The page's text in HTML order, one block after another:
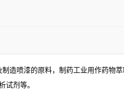
造喷漆的原料，制药工业用作药物
试剂等。